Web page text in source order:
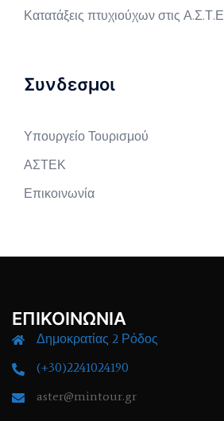
Κατατάξεις πτυχιούχων στις Α.Σ.Τ.Ε
Συνδεσμοι
Υπουργείο Τουρισμού
ΑΣΤΕΚ
Επικοινωνία
ΕΠΙΚΟΙΝΩΝΙΑ
Δημοκρατίας 2 Ρόδος
(+30)2241024190
aster@mintour.gr